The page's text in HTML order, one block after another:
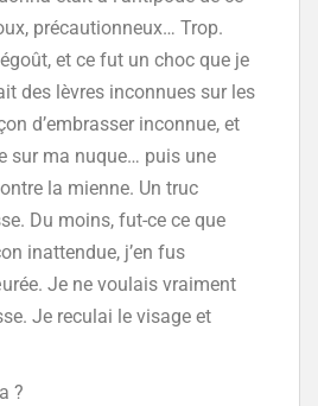
précautionneux… Trop.
et ce fut un choc que je
des lèvres inconnues sur les
d’embrasser inconnue, et
sur ma nuque… puis une
la mienne. Un truc
Du moins, fut-ce ce que
inattendue, j’en fus
Je ne voulais vraiment
Je reculai le visage et
?